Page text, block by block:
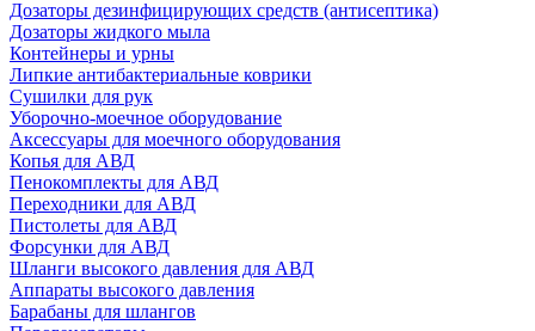
Дозаторы дезинфицирующих средств (антисептика)
Дозаторы жидкого мыла
Контейнеры и урны
Липкие антибактериальные коврики
Сушилки для рук
Уборочно-моечное оборудование
Аксессуары для моечного оборудования
Копья для АВД
Пенокомплекты для АВД
Переходники для АВД
Пистолеты для АВД
Форсунки для АВД
Шланги высокого давления для АВД
Аппараты высокого давления
Барабаны для шлангов